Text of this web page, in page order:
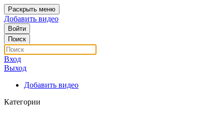
Раскрыть меню
Добавить видео
Войти
Поиск
Вход
Выход
Добавить видео
Категории